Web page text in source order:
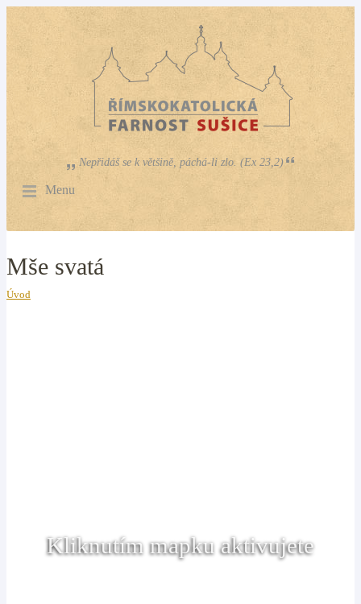
Nepřidáš se k většině, páchá-li zlo. (Ex 23,2)
Menu
Mše svatá
Úvod
Kliknutím mapku aktivujete